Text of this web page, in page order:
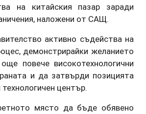
на китайския пазар заради
наложени от САЩ.
активно съдейства на
демонстрирайки желанието
повече високотехнологични
и да затвърди позицията
център.
място да бъде обявено